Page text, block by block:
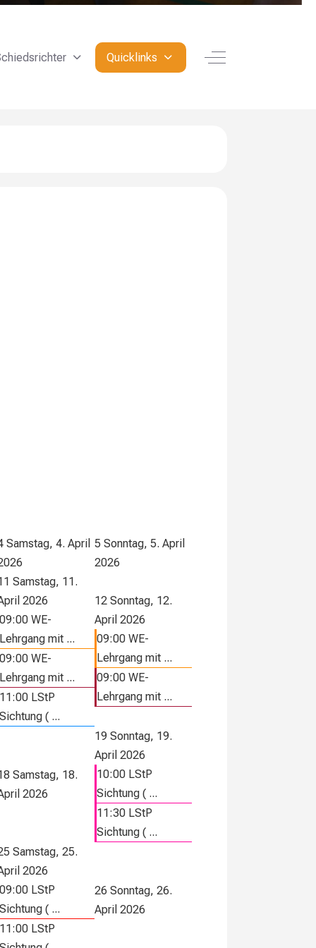
Quicklinks Off-Canvas Toggle
Samstag, 4. April 5 Sonntag, 5. April
2026
Samstag, 11.
2026
09:00 WE-
Lehrgang mit ...
09:00 WE-
Lehrgang mit ...
11:00 LStP
Sichtung ( ...
12 Sonntag, 12.
April 2026
09:00 WE-
Lehrgang mit ...
09:00 WE-
Lehrgang mit ...
Samstag, 18.
2026
19 Sonntag, 19.
April 2026
10:00 LStP
Sichtung ( ...
11:30 LStP
Sichtung ( ...
Samstag, 25.
2026
09:00 LStP
Sichtung ( ...
11:00 LStP
26 Sonntag, 26.
April 2026